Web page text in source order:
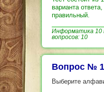
варианта
правильный.
Информатика 10
вопросов: 10
Вопрос № 1
Выберите